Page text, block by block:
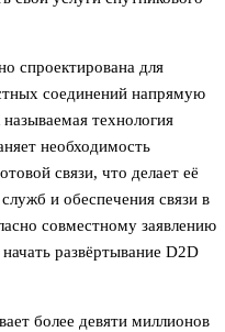
спроектирована для
соединений напрямую
технология
необходимость
связи, что делает её
и обеспечения связи в
совместному заявлению
развёртывание D2D
более девяти миллионов